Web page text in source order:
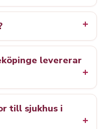
levererar
till sjukhus i